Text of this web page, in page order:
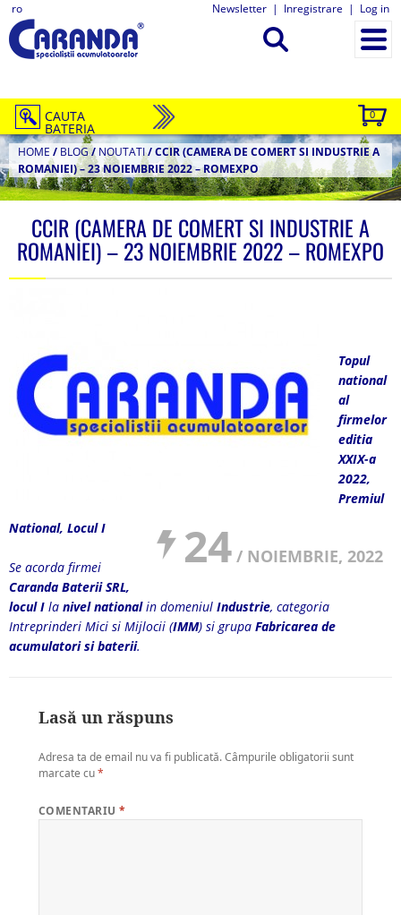
ro Newsletter | Inregistrare | Log in
0
CAUTA
BATERIA
HOME / BLOG/ NOUTATI/CCIR (CAMERA DE COMERT SI INDUSTRIE A
ROMANIEI) – 23 NOIEMBRIE 2022 – ROMEXPO
CCIR (CAMERA DE COMERT SI INDUSTRIE A
ROMANIEI) – 23 NOIEMBRIE 2022 – ROMEXPO
24 / NOIEMBRIE, 2022
Topul
national
al
firmelor
editia
XXIX-a
2022,
Premiul
National, Locul I
Se acorda firmei
Caranda Baterii SRL,
locul I la nivel nationalin domeniul Industrie, categoria
Intreprinderi Mici si Mijlocii (IMM) si grupa Fabricarea de
acumulatori si baterii.
Lasă un răspuns
Adresa ta de email nu va fi publicată.Câmpurile obligatorii sunt
marcate cu*
COMENTARIU*